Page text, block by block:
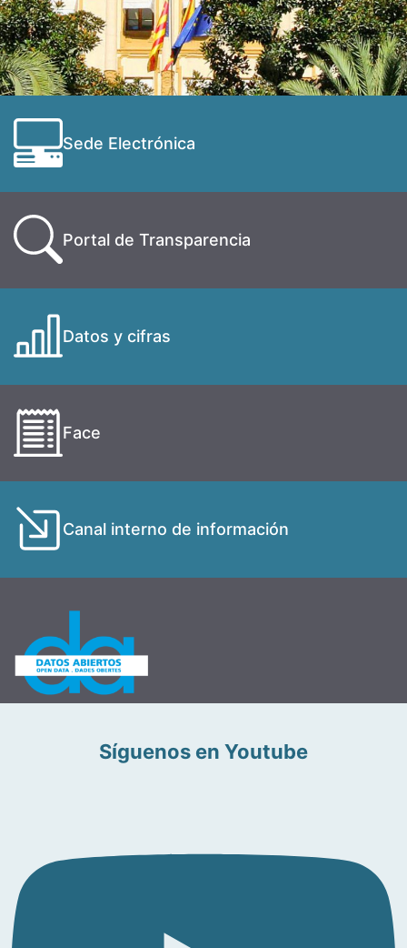
Sede Electrónica
Portal de Transparencia
Datos y cifras
Face
Canal interno de información
Síguenos en Youtube